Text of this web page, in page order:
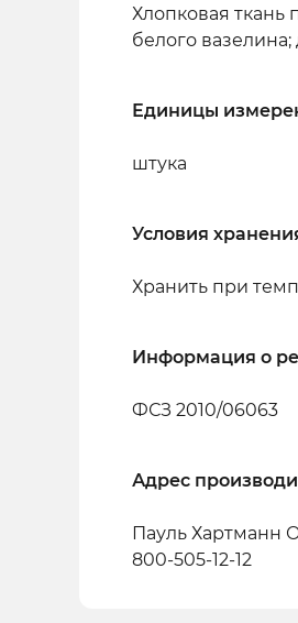
Хлопковая ткань
белого
Единицы
штука
Условия
Хранить при
Информация о
ФСЗ 2010/06063
Адрес
Пауль Хартманн
800-505-12-12